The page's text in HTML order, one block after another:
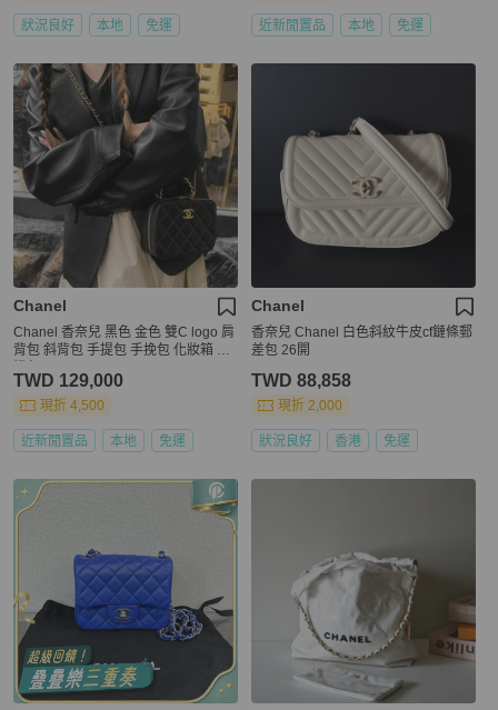
狀況良好 本地 免運 近新閒置品 本地 免運
Chanel
Chanel 香奈兒 黑色 金色 雙C logo 肩
背包 斜背包 手提包 手挽包 化妝箱 相
TWD 129,000
現折 4,500
近新閒置品 本地 免運
Chanel
香奈兒 Chanel 白色斜紋牛皮cf鏈條郵
差包 26開
TWD 88,858
現折 2,000
狀況良好 香港 免運